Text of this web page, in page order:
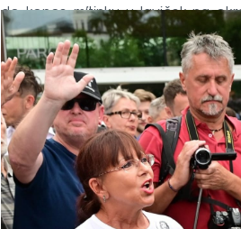
do konce mítinku u laviček na